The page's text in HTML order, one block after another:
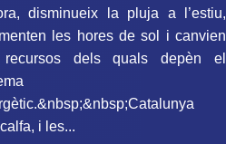
disminueix la pluja a l’estiu,
les hores de sol i canvien
dels quals depèn el
i les...